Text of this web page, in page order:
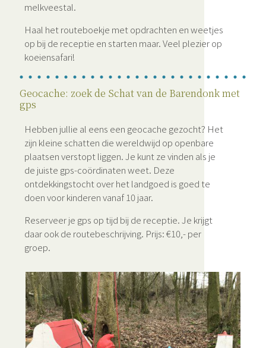
melkveestal.
Haal het routeboekje met opdrachten en weetjes
op bij de receptie en starten maar. Veel plezier op
koeiensafari!
Geocache: zoek de Schat van de Barendonk met
gps
Hebben jullie al eens een geocache gezocht? Het
zijn kleine schatten die wereldwijd op openbare
plaatsen verstopt liggen. Je kunt ze vinden als je
de juiste gps-coördinaten weet. Deze
ontdekkingstocht over het landgoed is goed te
doen voor kinderen vanaf 10 jaar.
Reserveer je gps op tijd bij de receptie. Je krijgt
daar ook de routebeschrijving. Prijs: €10,- per
groep.